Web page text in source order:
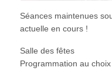
Séances maintenues
actuelle en cours !
Salle des fêtes
Programmation au